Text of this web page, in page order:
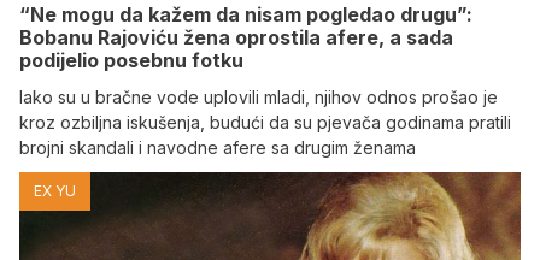
“Ne mogu da kažem da nisam pogledao drugu”:
Bobanu Rajoviću žena oprostila afere, a sada
podijelio posebnu fotku
Iako su u bračne vode uplovili mladi, njihov odnos prošao je
kroz ozbiljna iskušenja, budući da su pjevača godinama pratili
brojni skandali i navodne afere sa drugim ženama
EX YU